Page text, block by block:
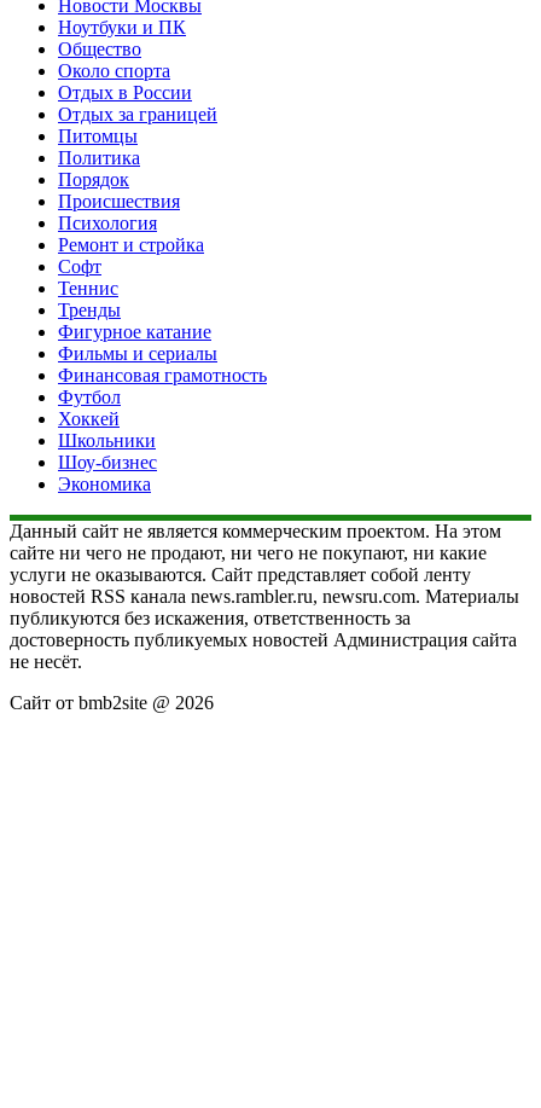
Новости Москвы
Ноутбуки и ПК
Общество
Около спорта
Отдых в России
Отдых за границей
Питомцы
Политика
Порядок
Происшествия
Психология
Ремонт и стройка
Софт
Теннис
Тренды
Фигурное катание
Фильмы и сериалы
Финансовая грамотность
Футбол
Хоккей
Школьники
Шоу-бизнес
Экономика
Данный сайт не является коммерческим проектом. На этом
сайте ни чего не продают, ни чего не покупают, ни какие
услуги не оказываются. Сайт представляет собой ленту
новостей RSS канала news.rambler.ru, newsru.com. Материалы
публикуются без искажения, ответственность за
достоверность публикуемых новостей Администрация сайта
не несёт.
Сайт от bmb2site @ 2026